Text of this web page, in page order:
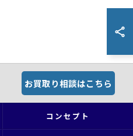
お買取り相談はこちら
コンセプト